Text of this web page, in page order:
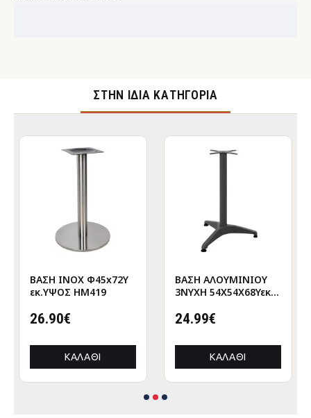
ΣΤΉΝ ΊΔΙΑ ΚΑΤΗΓΟΡΊΑ
ΒΑΣΗ INOX Φ45x72Υ
εκ.ΥΨΟΣ HM419
26.90€
ΚΑΛΆΘΙ
ΒΑΣΗ ΑΛΟΥΜΙΝΙΟΥ
3ΝΥΧΗ 54X54Χ68Υεκ.
HM449 ΓΚΡΙ
24.99€
ΚΑΛΆΘΙ